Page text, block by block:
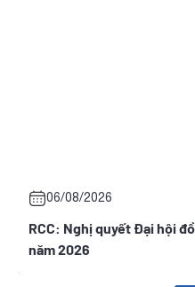
06/08/2026
RCC: Nghị quyết Đại hội
năm 2026